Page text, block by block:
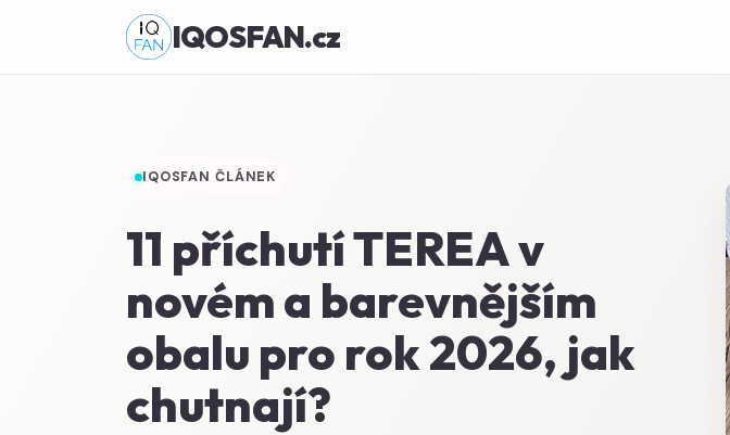
IQOSFAN.cz
IQOSFAN ČLÁNEK
11 příchutí TEREA v
novém a barevnějším
obalu pro rok 2026, jak
chutnají?